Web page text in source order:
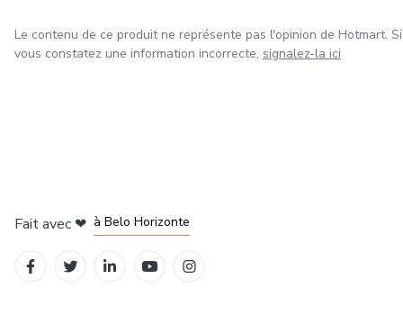
Le contenu de ce produit ne représente pas l'opinion de Hotmart. Si
vous constatez une information incorrecte, signalez-la ici
Fait avec ❤ à Belo Horizonte